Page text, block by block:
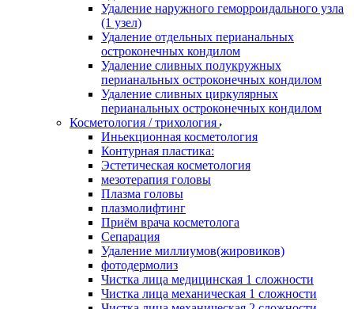
Удаление наружного геморроидального узла
(1 узел)
Удаление отдельных перианальных
остроконечных кондилом
Удаление сливных полукружных
перианальных остроконечных кондилом
Удаление сливных циркулярных
перианальных остроконечных кондилом
Косметология / трихология
Иньекционная косметология
Контурная пластика:
Эстетическая косметология
мезотерапия головы
Плазма головы
плазмолифтинг
Приём врача косметолога
Сепарация
Удаление миллиумов(жировиков)
фотодермолиз
Чистка лица медицинская 1 сложности
Чистка лица механическая 1 сложности